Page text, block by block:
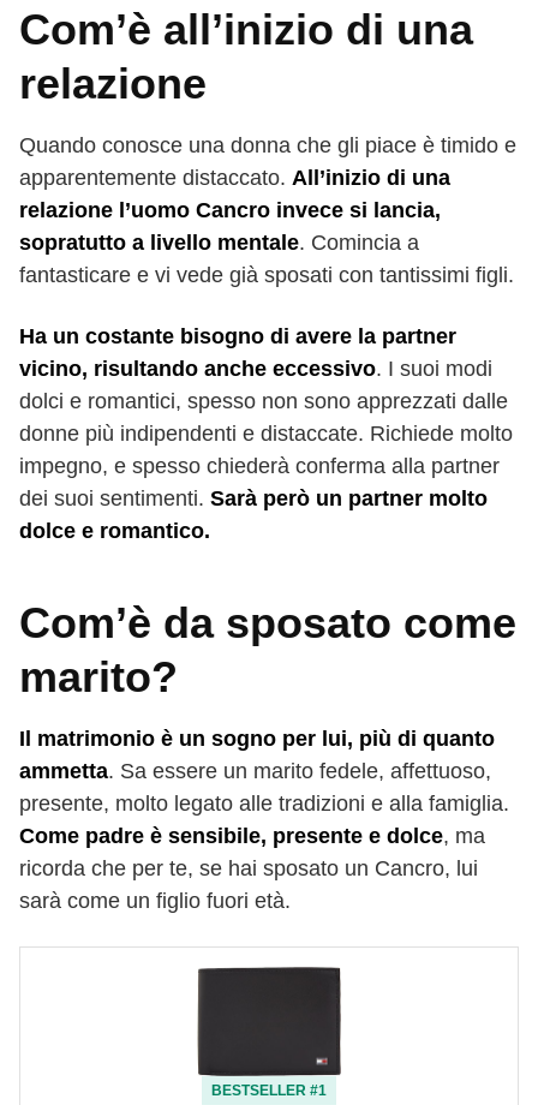
Com’è all’inizio di una
relazione
Quando conosce una donna che gli piace è timido e
apparentemente distaccato. All’inizio di una
relazione l’uomo Cancro invece si lancia,
sopratutto a livello mentale. Comincia a
fantasticare e vi vede già sposati con tantissimi figli.
Ha un costante bisogno di avere la partner
vicino, risultando anche eccessivo. I suoi modi
dolci e romantici, spesso non sono apprezzati dalle
donne più indipendenti e distaccate. Richiede molto
impegno, e spesso chiederà conferma alla partner
dei suoi sentimenti. Sarà però un partner molto
dolce e romantico.
Com’è da sposato come
marito?
Il matrimonio è un sogno per lui, più di quanto
ammetta. Sa essere un marito fedele, affettuoso,
presente, molto legato alle tradizioni e alla famiglia.
Come padre è sensibile, presente e dolce, ma
ricorda che per te, se hai sposato un Cancro, lui
sarà come un figlio fuori età.
BESTSELLER #1